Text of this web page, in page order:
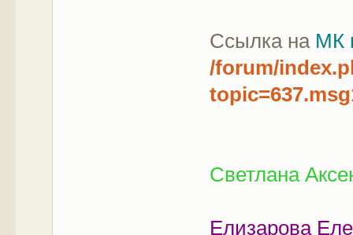
Ссылка на МК
/forum/
Светлана
Елизарова